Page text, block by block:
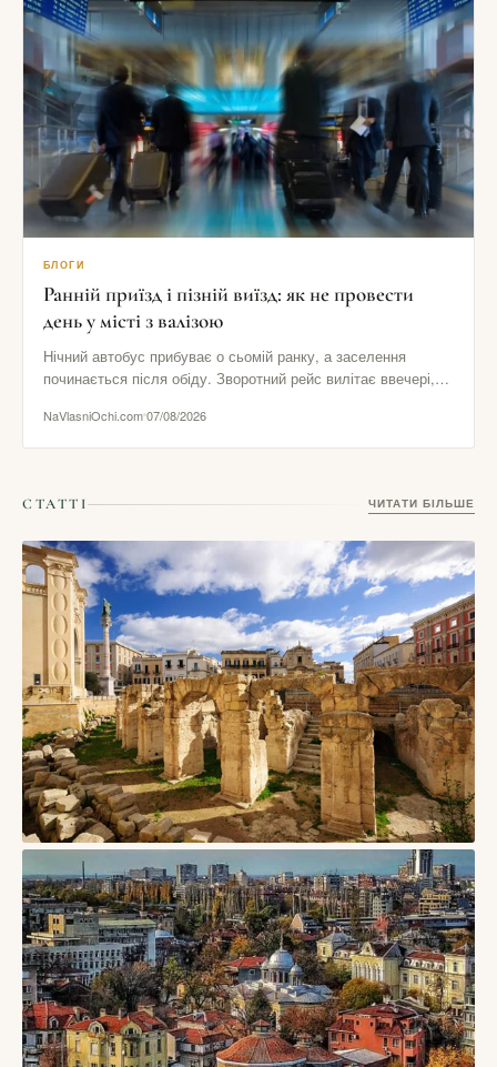
БЛОГИ
Ранній приїзд і пізній виїзд: як не провести
день у місті з валізою
Нічний автобус прибуває о сьомій ранку, а заселення
починається після обіду. Зворотний рейс вилітає ввечері,
NaVlasniOchi.com07/08/2026
СТАТТІ ЧИТАТИ БІЛЬШЕ
СТАТТІ
Лечче, Італія — барокове серце Саленто з
медовим каменем і вечірніми площами
09/08/2026